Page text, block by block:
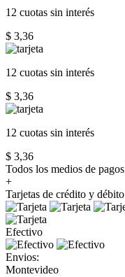
12 cuotas sin interés
$ 3,36
12 cuotas sin interés
$ 3,36
12 cuotas sin interés
$ 3,36
Todos los medios de pagos
+
Tarjetas de crédito y débito
Efectivo
Envios:
Montevideo